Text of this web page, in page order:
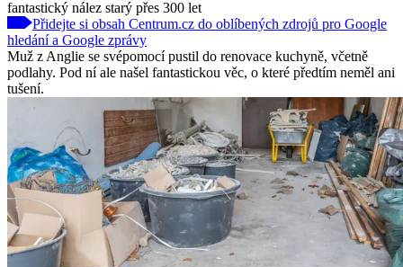
fantastický nález starý přes 300 let
Přidejte si obsah Centrum.cz do oblíbených zdrojů pro Google
hledání a Google zprávy
Muž z Anglie se svépomocí pustil do renovace kuchyně, včetně
podlahy. Pod ní ale našel fantastickou věc, o které předtím neměl ani
tušení.